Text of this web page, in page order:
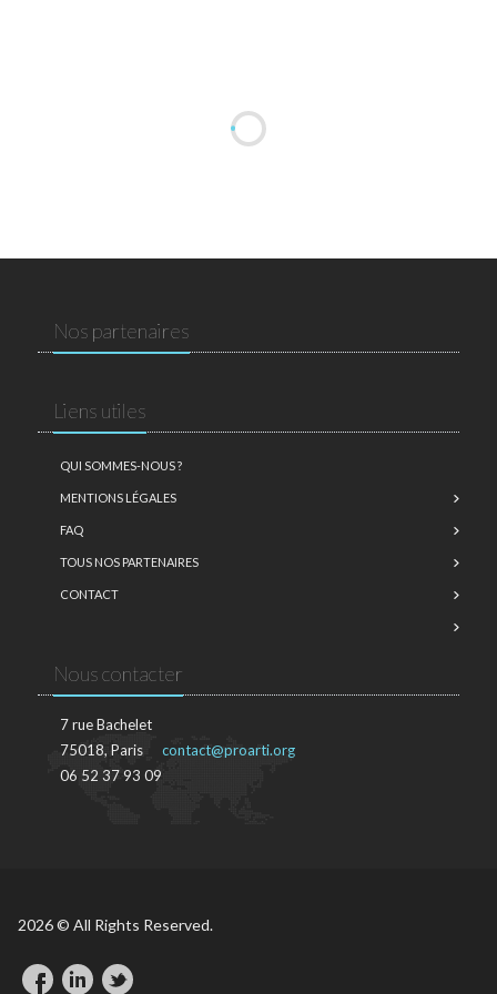
Nos partenaires
Liens utiles
QUI SOMMES-NOUS ?
MENTIONS LÉGALES
FAQ
TOUS NOS PARTENAIRES
CONTACT
Nous contacter
7 rue Bachelet
75018, Paris
06 52 37 93 09
contact@proarti.org
2026 © All Rights Reserved.